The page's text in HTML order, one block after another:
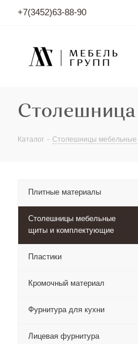
+7(3452)63-88-90
Каталог - Столешницы
Плитные материалы
Столешницы мебельные
щиты и комплектующие
Пластики
Кромочный материал
Фурнитура для кухни
Лицевая фурнитура